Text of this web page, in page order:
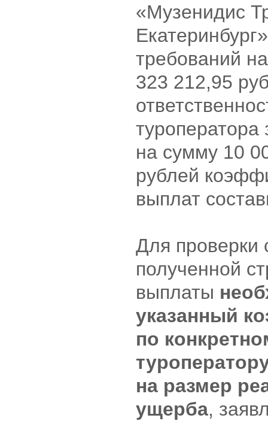
«Музенидис
требований
323 212,95
туроператора
на сумму 10
рублей
выплат
Для проверки
полученной
выплаты
указанный
по
на размер
ущерба,